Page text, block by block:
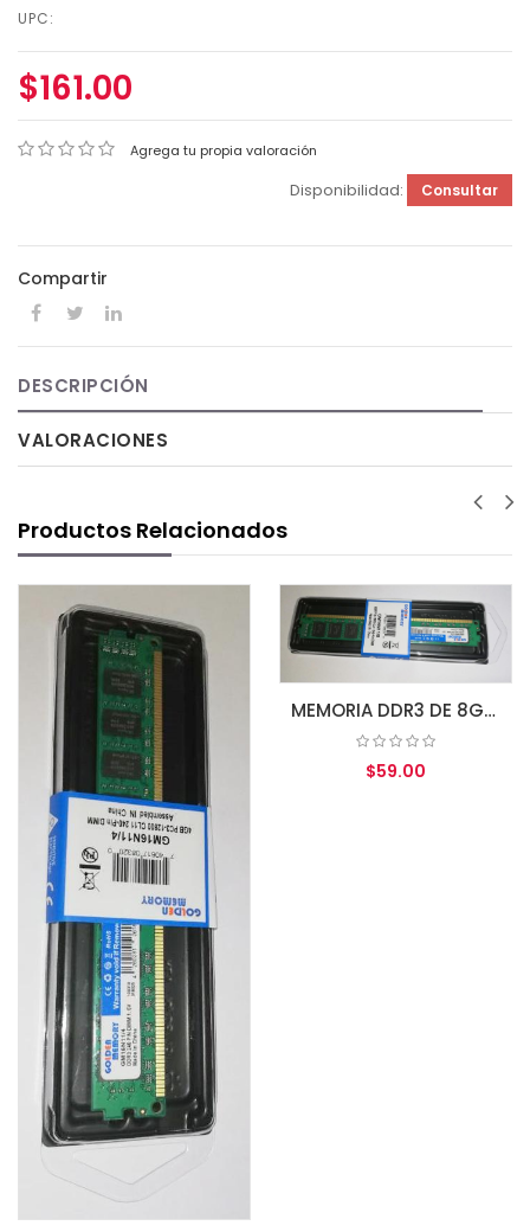
UPC:
$161.00
Agrega tu propia valoración
Disponibilidad: Consultar
Compartir
DESCRIPCIÓN
VALORACIONES
Productos Relacionados
MEMORIA DDR3 DE 8GB 1600MHZ PC3-12800 CL11 (GM16N11/8) 240-PIN GOLDEN MEMORY (GM16N11/8G)